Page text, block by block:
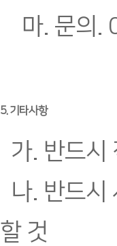
마. 문의.
5. 기타사항
가. 반드시
나. 반드시
할 것